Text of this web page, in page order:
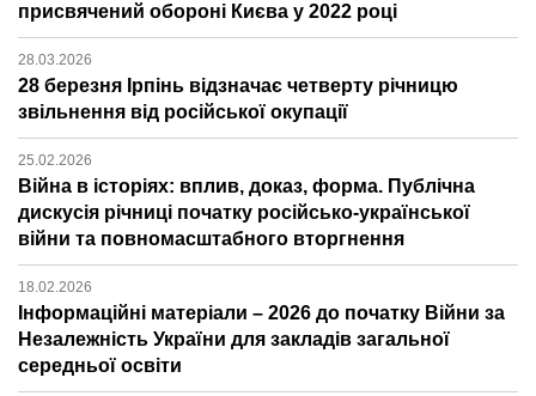
присвячений обороні Києва у 2022 році
28.03.2026
28 березня Ірпінь відзначає четверту річницю
звільнення від російської окупації
25.02.2026
Війна в історіях: вплив, доказ, форма. Публічна
дискусія річниці початку російсько-української
війни та повномасштабного вторгнення
18.02.2026
Інформаційні матеріали – 2026 до початку Війни за
Незалежність України для закладів загальної
середньої освіти